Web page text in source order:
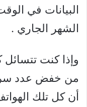
البيانات في
الشهر الجاري .
وإذا كنت
من خفض عدد
أن كل تلك